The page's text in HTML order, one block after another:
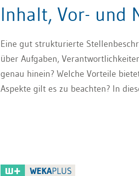
Inhalt, Vor- und
Eine gut strukturierte
über Aufgaben,
genau hinein? Welche Vorteile
Aspekte gilt es zu beachten? In